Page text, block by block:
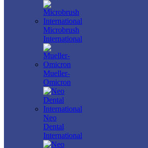
Microbrush
International
Mueller-
Omicron
Neo
Dental
International